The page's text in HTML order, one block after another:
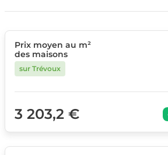
Prix moyen au m²
des maisons
sur Trévoux
3 203,2 €